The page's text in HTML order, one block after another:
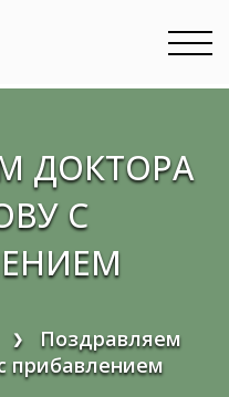
ДОКТОРА
С
❯
Поздравляем
прибавлением